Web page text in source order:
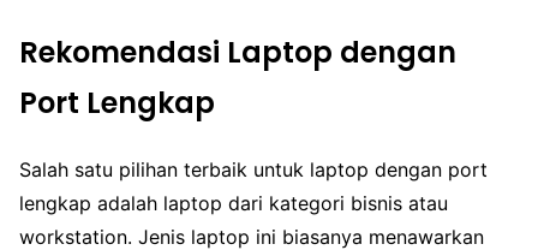
Rekomendasi Laptop dengan
Port Lengkap
Salah satu pilihan terbaik untuk laptop dengan port
lengkap adalah laptop dari kategori bisnis atau
workstation. Jenis laptop ini biasanya menawarkan